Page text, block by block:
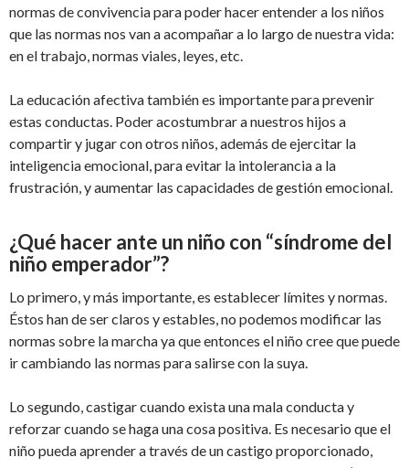
normas de convivencia para poder hacer entender a los niños
que las normas nos van a acompañar a lo largo de nuestra vida:
en el trabajo, normas viales, leyes, etc.
La educación afectiva también es importante para prevenir
estas conductas. Poder acostumbrar a nuestros hijos a
compartir y jugar con otros niños, además de ejercitar la
inteligencia emocional, para evitar la intolerancia a la
frustración, y aumentar las capacidades de gestión emocional.
¿Qué hacer ante un niño con “síndrome del
niño emperador”?
Lo primero, y más importante, es establecer límites y normas.
Éstos han de ser claros y estables, no podemos modificar las
normas sobre la marcha ya que entonces el niño cree que puede
ir cambiando las normas para salirse con la suya.
Lo segundo, castigar cuando exista una mala conducta y
reforzar cuando se haga una cosa positiva. Es necesario que el
niño pueda aprender a través de un castigo proporcionado,